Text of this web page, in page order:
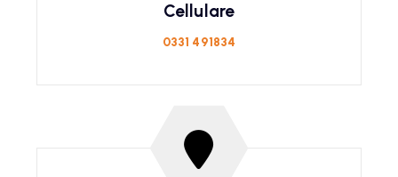
Cellulare
0331 491834